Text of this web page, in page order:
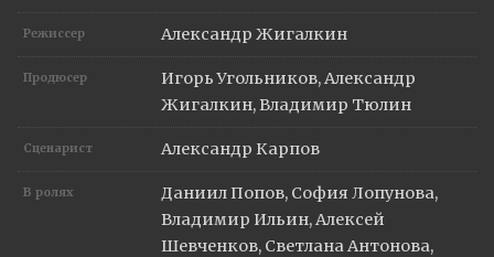
Режиссер Александр Жигалкин
Продюсер
Игорь Угольников, Александр
Жигалкин, Владимир Тюлин
Сценарист Александр Карпов
В ролях
Даниил Попов, София Лопунова,
Владимир Ильин, Алексей
Шевченков, Светлана Антонова,